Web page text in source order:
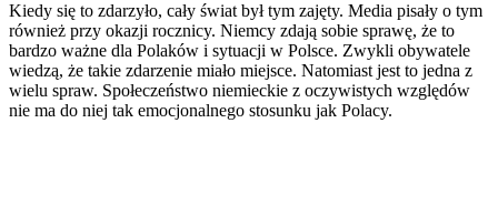
Kiedy się to zdarzyło, cały świat był tym zajęty. Media pisały o tym
również przy okazji rocznicy. Niemcy zdają sobie sprawę, że to
bardzo ważne dla Polaków i sytuacji w Polsce. Zwykli obywatele
wiedzą, że takie zdarzenie miało miejsce. Natomiast jest to jedna z
wielu spraw. Społeczeństwo niemieckie z oczywistych względów
nie ma do niej tak emocjonalnego stosunku jak Polacy.